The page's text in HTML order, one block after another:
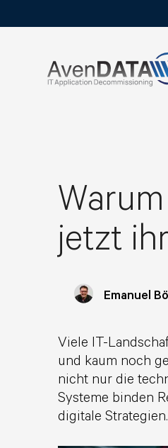
jetzt
Emanuel
Viele IT-
und kaum noch
nicht nur die
Systeme binden
digitale Strategien.